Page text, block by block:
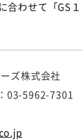
合わせて「GS
ズ株式会社
03-5962-7301